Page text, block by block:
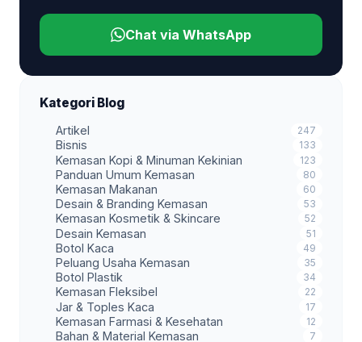
Chat via WhatsApp
Kategori Blog
Artikel 247
Bisnis 133
Kemasan Kopi & Minuman Kekinian 123
Panduan Umum Kemasan 80
Kemasan Makanan 60
Desain & Branding Kemasan 53
Kemasan Kosmetik & Skincare 52
Desain Kemasan 51
Botol Kaca 49
Peluang Usaha Kemasan 35
Botol Plastik 34
Kemasan Fleksibel 22
Jar & Toples Kaca 17
Kemasan Farmasi & Kesehatan 12
Bahan & Material Kemasan 7